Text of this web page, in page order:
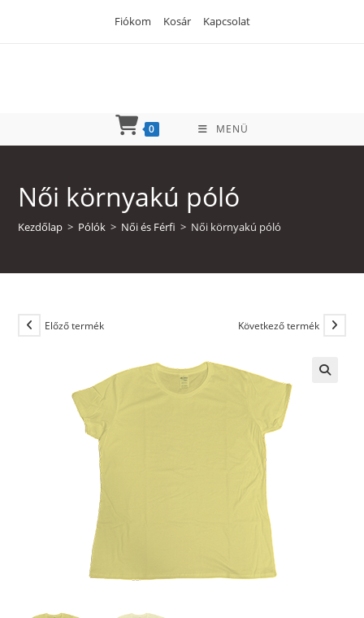
Fiókom Kosár Kapcsolat
0 MENÜ
Női környakú póló
Kezdőlap > Pólók > Női és Férfi > Női környakú póló
Előző termék Következő termék